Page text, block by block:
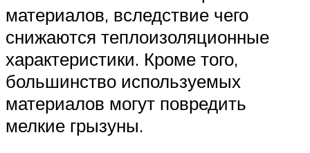
материалов, вследствие чего
снижаются теплоизоляционные
характеристики. Кроме того,
большинство используемых
материалов могут повредить
мелкие грызуны.